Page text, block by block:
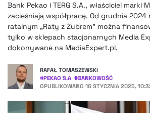
PODCASTY
FINTEK
EXTRA
OKIEM EKSPERTA
Bank Pekao i TERG S.A., właściciel marki
zacieśniają współpracę. Od grudnia
ratalnym „Raty z Żubrem” można
tylko w sklepach stacjonarnych Media
dokonywane na MediaExpert.pl.
RAFAŁ TOMASZEWSKI
#PEKAO S.A #BANKOWOŚĆ
OPUBLIKOWANO 16 STYCZNIA 2025,